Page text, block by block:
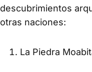
descubrimientos
otras naciones:
La Piedra